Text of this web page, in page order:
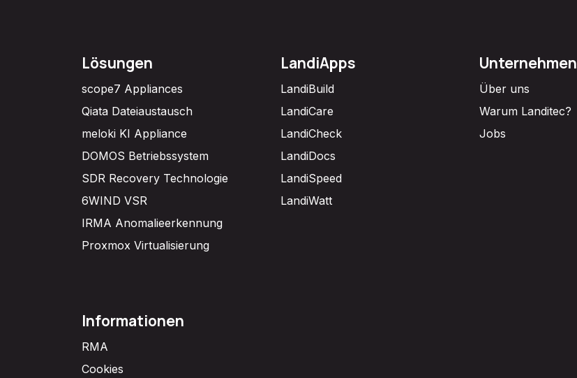
Lösungen
scope7 Appliances
Qiata Dateiaustausch
meloki KI Appliance
DOMOS Betriebssystem
SDR Recovery Technologie
6WIND VSR
IRMA Anomalieerkennung
Proxmox Virtualisierung
LandiApps
LandiBuild
LandiCare
LandiCheck
LandiDocs
LandiSpeed
LandiWatt
Unternehmen
Über uns
Warum Landitec?
Jobs
Informationen
RMA
Cookies